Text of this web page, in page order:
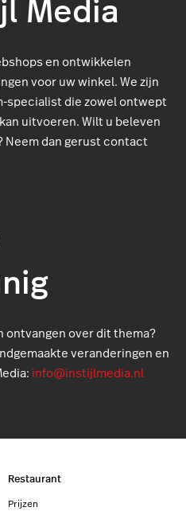
en ontwikkelen
voor uw winkel. We zijn
specialist die zowel ontwept
uitvoeren. Wilt u beleven
Neem dan gerust contact
ontvangen over dit thema?
veranderingen en
info@instijlmedia.nl
Restaurant
Prijzen